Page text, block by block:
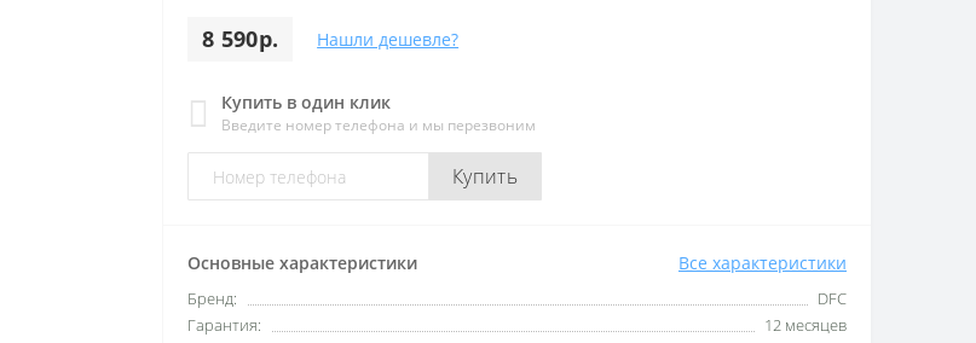
8 590р. Нашли дешевле?
Купить в один клик
Введите номер телефона и мы перезвоним
Купить
Основные характеристики Все характеристики
Бренд:
DFC
Гарантия:
12 месяцев